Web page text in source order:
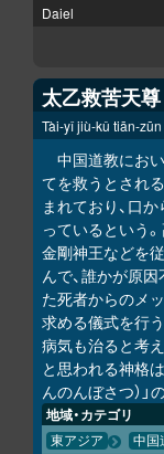
Daiel
太乙救苦天尊
Tài-yǐ jiù-kǔ tiān-zūn
中国道教にお
てを救うとされ
まれており、口
っているという
金剛神王などを
んで、誰かが原
た死者からのメ
求める儀式を行
病気も治ると考
と思われる神格は
んのんぼさつ）
地域・カテゴリ
東アジア 中国